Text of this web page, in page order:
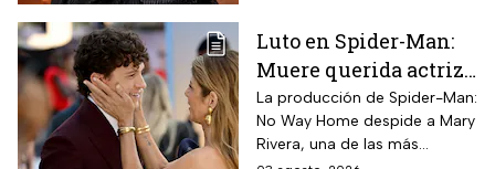
Luto en Spider-Man:
Muere querida actriz
por derrame cerebral;
esto se sabe
La producción de Spider-Man:
No Way Home despide a Mary
Rivera, una de las más